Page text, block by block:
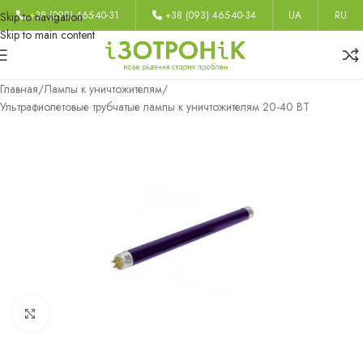
Skip to navigation
Skip to main content
+38 (098) 465-40-31 +38 (093) 465-40-34 UA RU
Главная/Лампы к уничтожителям/
Ультрафиолетовые трубчатые лампы к уничтожителям 20-40 ВТ